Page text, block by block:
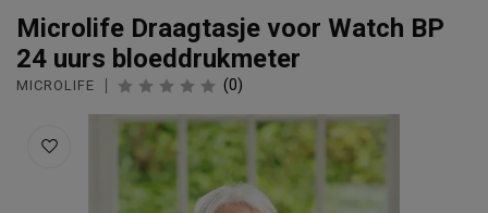
Microlife Draagtasje voor Watch BP
24 uurs bloeddrukmeter
MICROLIFE (0)